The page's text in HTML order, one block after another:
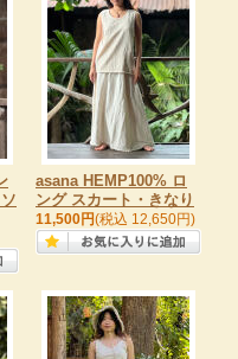
asana HEMP100% ロ
ング スカート・きなり
11,500円(税込 12,650円)